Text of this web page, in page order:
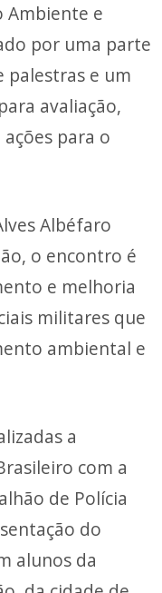
Ambiente e
por uma parte
palestras e um
avaliação,
para o
Albéfaro
o encontro é
e melhoria
militares que
ambiental e
a
com a
de Polícia
do
alunos da